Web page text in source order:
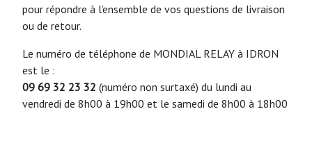
pour répondre à l’ensemble de vos questions de livraison
ou de retour.
Le numéro de téléphone de MONDIAL RELAY à IDRON
est le :
09 69 32 23 32 (numéro non surtaxé) du lundi au
vendredi de 8h00 à 19h00 et le samedi de 8h00 à 18h00